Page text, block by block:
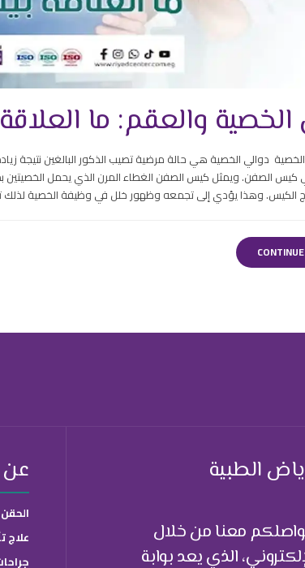
والعقم: ما
دوالي الخصية هي حالة مرضية تصيب الذكور البالغين نتيجة
الصفن. ويمثل كيس الصفن الغطاء المرن الذي يحمل
الكيس. وهذا يؤدي إلى تجمعه وظهور خلل في وظيفة الخصية لذلك
الطبية
معنا من خلال
الذي يعد بوابة
عن
علاج